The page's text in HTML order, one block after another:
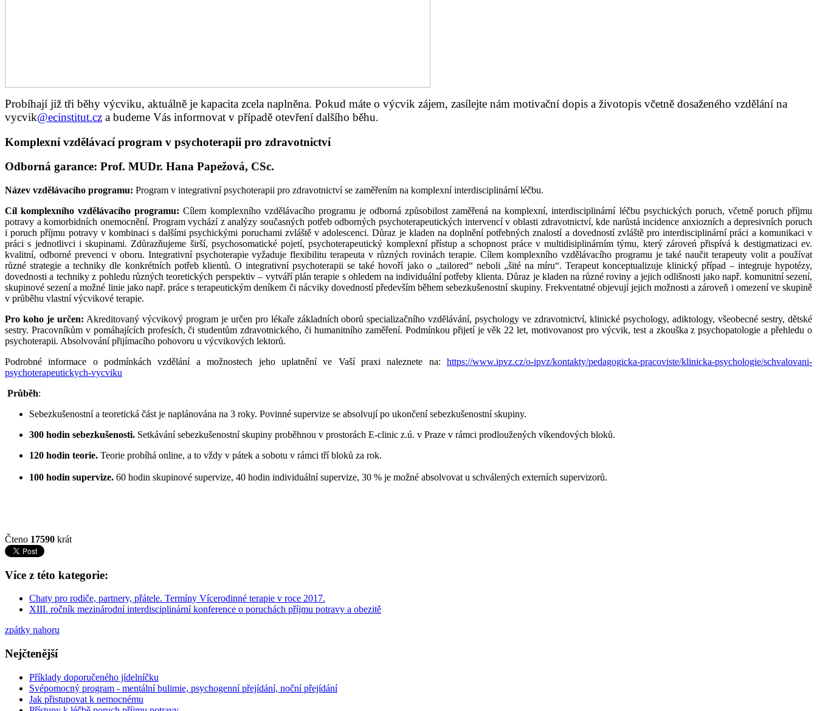
Probíhají již tři běhy výcviku, aktuálně je kapacita zcela naplněna. Pokud máte o výcvik zájem, zasílejte nám motivační dopis a životopis včetně dosaženého vzdělání na
vycvik@ecinstitut.cz a budeme Vás informovat v případě otevření dalšího běhu.
Komplexní vzdělávací program v psychoterapii pro zdravotnictví
Odborná garance: Prof. MUDr. Hana Papežová, CSc.
Název vzdělávacího programu: Program v integrativní psychoterapii pro zdravotnictví se zaměřením na komplexní interdisciplinární léčbu.
Cíl komplexního vzdělávacího programu:Cílem komplexního vzdělávacího programu je odborná způsobilost zaměřená na komplexní, interdisciplinární léčbu psychických poruch, včetně poruch příjmu
potravy a komorbidních onemocnění. Program vychází z analýzy současných potřeb odborných psychoterapeutických intervencí v oblasti zdravotnictví, kde narůstá incidence anxiozních a depresivních poruch
i poruch příjmu potravy v kombinaci s dalšími psychickými poruchami zvláště v adolescenci. Důraz je kladen na doplnění potřebných znalostí a dovedností zvláště pro interdisciplinární práci a komunikaci v
práci s jednotlivci i skupinami. Zdůrazňujeme širší, psychosomatické pojetí, psychoterapeutický komplexní přístup a schopnost práce v multidisiplinárním týmu, který zároveń přispívá k destigmatizaci ev.
kvalitní, odborné prevenci v oboru. Integrativní psychoterapie vyžaduje flexibilitu terapeuta v různých rovinách terapie. Cílem komplexního vzdělávacího programu je také naučit terapeuty volit a používat
různé strategie a techniky dle konkrétních potřeb klientů. O integrativní psychoterapii se také hovoří jako o „tailored“ neboli „šité na míru“. Terapeut konceptualizuje klinický případ – integruje hypotézy,
dovednosti a techniky z pohledu různých teoretických perspektiv – vytváří plán terapie s ohledem na individuální potřeby klienta. Důraz je kladen na různé roviny a jejich odlišnosti jako např. komunitní sezení,
skupinové sezení a možné linie jako např. práce s terapeutickým deníkem či nácviky dovedností především během sebezkušenostní skupiny. Frekventatné objevují jejich možnosti a zároveň i omezení ve skupině
v průběhu vlastní výcvikové terapie.
Pro koho je určen: Akreditovaný výcvikový program je určen pro lékaře základních oborů specializačního vzdělávání, psychology ve zdravotnictví, klinické psychology, adiktology, všeobecné sestry, dětské
sestry. Pracovníkům v pomáhajících profesích, či studentům zdravotnického, či humanitního zaměření. Podmínkou přijetí je věk 22 let, motivovanost pro výcvik, test a zkouška z psychopatologie a přehledu o
psychoterapii. Absolvování přijímacího pohovoru u výcvikových lektorů.
Podrobné informace o podmínkách vzdělání a možnostech jeho uplatnění ve Vaší praxi naleznete na: https://www.ipvz.cz/o-ipvz/kontakty/pedagogicka-pracoviste/klinicka-psychologie/schvalovani-
psychoterapeutickych-vycviku
Průběh:
Sebezkušenostní a teoretická část je naplánována na 3 roky. Povinné supervize se absolvují po ukončení sebezkušenostní skupiny.
300 hodin sebezkušenosti. Setkávání sebezkušenostní skupiny proběhnou v prostorách E-clinic z.ú. v Praze v rámci prodloužených víkendových bloků.
120 hodin teorie. Teorie probíhá online, a to vždy v pátek a sobotu v rámci tří bloků za rok.
100 hodin supervize. 60 hodin skupinové supervize, 40 hodin individuální supervize, 30 % je možné absolvovat u schválených externích supervizorů.
Čteno 17590 krát
Více z této kategorie:
Chaty pro rodiče, partnery, přátele. Termíny Vícerodinné terapie v roce 2017.
XIII. ročník mezinárodní interdisciplinární konference o poruchách příjmu potravy a obezitě
zpátky nahoru
Nejčtenější
Příklady doporučeného jídelníčku
Svépomocný program - mentální bulimie, psychogenní přejídání, noční přejídání
Jak přistupovat k nemocnému